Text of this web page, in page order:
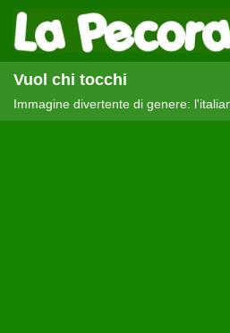
Vuol chi tocchi
Immagine divertente di genere: